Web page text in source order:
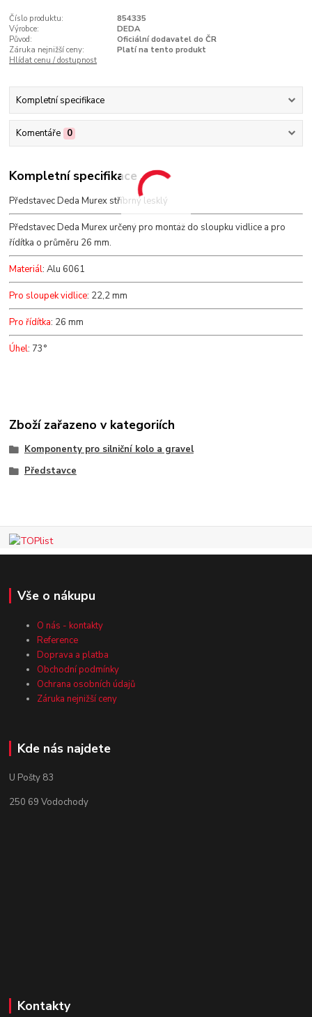
Číslo produktu:
854335
Výrobce:
DEDA
Původ:
Oficiální dodavatel do ČR
Záruka nejnižší ceny:
Platí na tento produkt
Hlídat cenu / dostupnost
Kompletní specifikace
Komentáře 0
Kompletní specifikace
Představec Deda Murex stříbrný lesklý
Představec Deda Murex určený pro montáž do sloupku vidlice a pro
řídítka o průměru 26 mm.
Materiál: Alu 6061
Pro sloupek vidlice: 22,2 mm
Pro řídítka: 26 mm
Úhel: 73°
Zboží zařazeno v kategoriích
Komponenty pro silniční kolo a gravel
Představce
Vše o nákupu
O nás - kontakty
Reference
Doprava a platba
Obchodní podmínky
Ochrana osobních údajů
Záruka nejnižší ceny
Kde nás najdete
U Pošty 83
250 69 Vodochody
Kontakty